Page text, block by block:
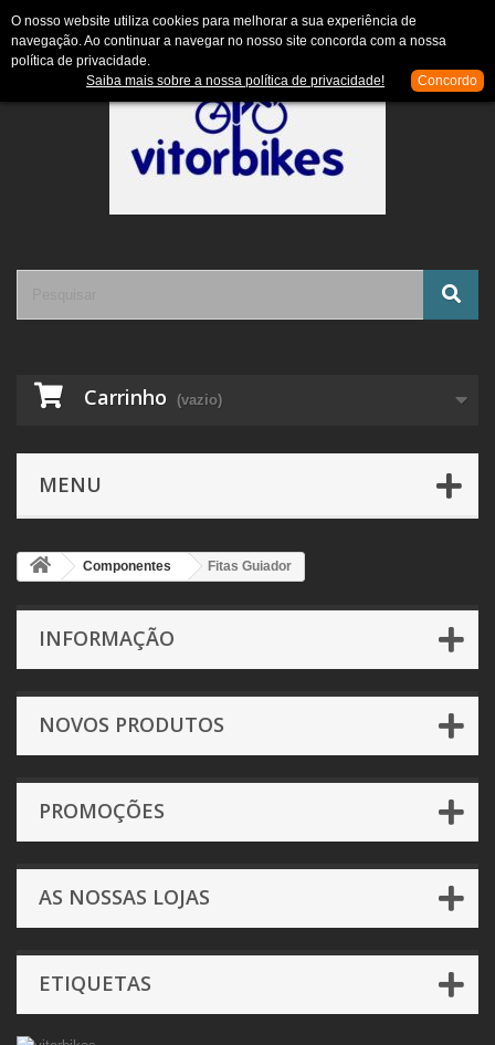
Contacte-nos
Carrinho (vazio)
MENU
Componentes Fitas Guiador
INFORMAÇÃO
NOVOS PRODUTOS
PROMOÇÕES
AS NOSSAS LOJAS
ETIQUETAS
O nosso website utiliza cookies para melhorar a sua experiência de
navegação. Ao continuar a navegar no nosso site concorda com a nossa
política de privacidade.
Saiba mais sobre a nossa política de privacidade!
Concordo